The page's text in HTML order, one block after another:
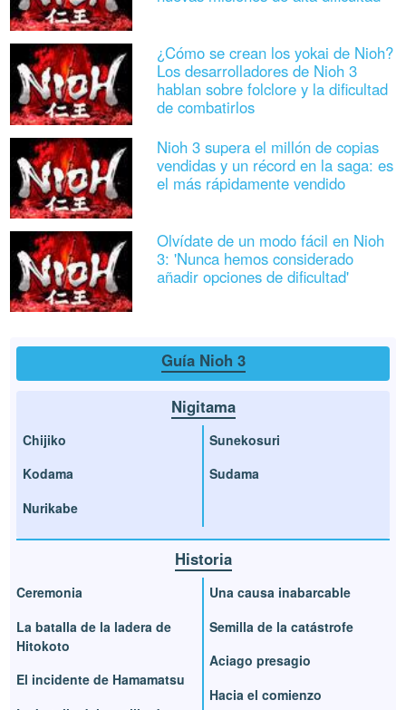
¿Cómo se crean los yokai de Nioh?
Los desarrolladores de Nioh 3
hablan sobre folclore y la dificultad
de combatirlos
Nioh 3 supera el millón de copias
vendidas y un récord en la saga: es
el más rápidamente vendido
Olvídate de un modo fácil en Nioh
3: 'Nunca hemos considerado
añadir opciones de dificultad'
Guía Nioh 3
Nigitama
Chijiko
Kodama
Nurikabe
Sunekosuri
Sudama
Historia
Ceremonia
La batalla de la ladera de
Hitokoto
El incidente de Hamamatsu
Una causa inabarcable
Semilla de la catástrofe
Aciago presagio
Hacia el comienzo